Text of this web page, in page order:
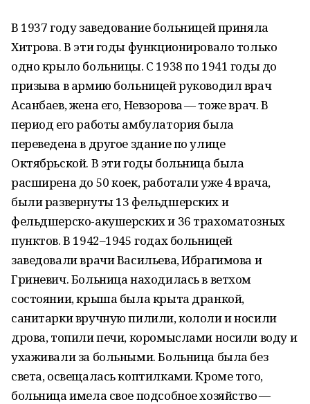
В 1937 году заведование больницей приняла
Хитрова. В эти годы функционировало только
одно крыло больницы. С 1938 по 1941 годы до
призыва в армию больницей руководил врач
Асанбаев, жена его, Невзорова — тоже врач. В
период его работы амбулатория была
переведена в другое здание по улице
Октябрьской. В эти годы больница была
расширена до 50 коек, работали уже 4 врача,
были развернуты 13 фельдшерских и
фельдшерско-акушерских и 36 трахоматозных
пунктов. В 1942–1945 годах больницей
заведовали врачи Васильева, Ибрагимова и
Гриневич. Больница находилась в ветхом
состоянии, крыша была крыта дранкой,
санитарки вручную пилили, кололи и носили
дрова, топили печи, коромыслами носили воду и
ухаживали за больными. Больница была без
света, освещалась коптилками. Кроме того,
больница имела свое подсобное хозяйство —